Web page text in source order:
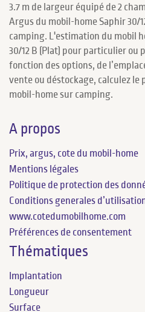
3.7 m de largeur équipé de 2
Argus du mobil-home Saphir 30/
camping. L'estimation du mobil
30/12 B (Plat) pour particulier ou
fonction des options, de
vente ou déstockage, calculez le
mobil-home sur camping.
A propos
Prix, argus, cote du mobil-home
Mentions légales
Politique de protection des
Conditions generales
www.cotedumobilhome.com
Préférences de consentement
Thématiques
Implantation
Longueur
Surface